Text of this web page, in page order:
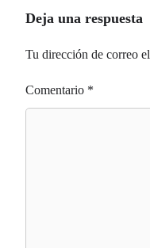
Deja una respuesta
Tu dirección de correo
Comentario *